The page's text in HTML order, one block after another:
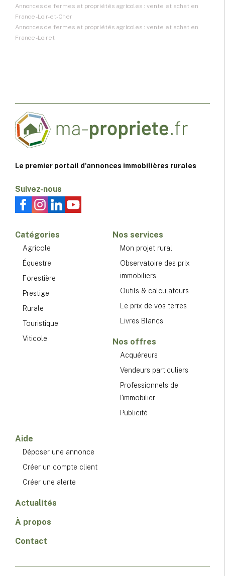
Annonces de fermes et propriétés agricoles : vente et achat en
France - Loir-et-Cher
Annonces de fermes et propriétés agricoles : vente et achat en
France - Loiret
Le premier portail d'annonces immobilières rurales
Suivez-nous
Catégories
Agricole
Équestre
Forestière
Prestige
Rurale
Touristique
Viticole
Nos services
Mon projet rural
Observatoire des prix
immobiliers
Outils & calculateurs
Le prix de vos terres
Livres Blancs
Nos offres
Acquéreurs
Vendeurs particuliers
Professionnels de
l'immobilier
Publicité
Aide
Déposer une annonce
Créer un compte client
Créer une alerte
Actualités
À propos
Contact